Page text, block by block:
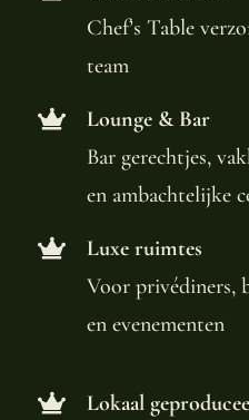
Chef’s Table
team
Lounge & Bar
Bar gerechtjes,
en ambachtelijke
Luxe ruimtes
Voor privédiners,
en evenementen
Lokaal